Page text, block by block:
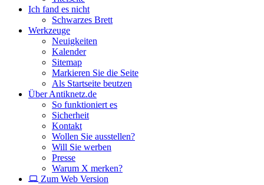
Ich fand es nicht
Schwarzes Brett
Werkzeuge
Neuigkeiten
Kalender
Sitemap
Markieren Sie die Seite
Als Startseite beutzen
Über Antiknetz.de
So funktioniert es
Sicherheit
Kontakt
Wollen Sie ausstellen?
Will Sie werben
Presse
Warum X merken?
Zum Web Version